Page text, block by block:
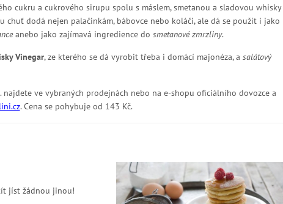
cukru a cukrového sirupu spolu s máslem, smetanou a sladovou whisky
chuť dodá nejen palačinkám, bábovce nebo koláči, ale dá se použít i jako
anebo jako zajímavá ingredience do smetanové zmrzliny.
Vinegar, ze kterého se dá vyrobit třeba i domácí majonéza, a salátový
najdete ve vybraných prodejnách nebo na e-shopu oficiálního dovozce a
. Cena se pohybuje od 143 Kč.
jíst žádnou jinou!